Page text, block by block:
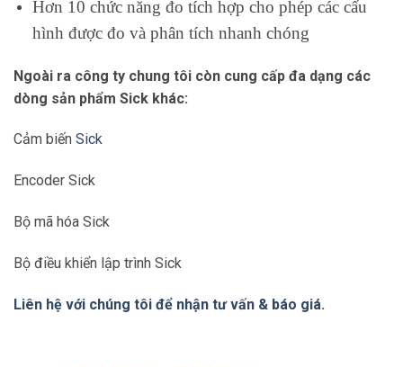
Hơn 10 chức năng đo tích hợp cho phép các cấu
hình được đo và phân tích nhanh chóng
Ngoài ra công ty chung tôi còn cung cấp đa dạng các
dòng sản phẩm Sick khác:
Cảm biến Sick
Encoder Sick
Bộ mã hóa Sick
Bộ điều khiển lập trình Sick
Liên hệ với chúng tôi để nhận tư vấn & báo giá.